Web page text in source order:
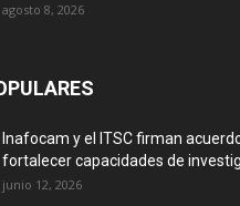
agosto 8, 2026
Inafocam y el ITSC firman
fortalecer capacidades de
junio 12, 2026